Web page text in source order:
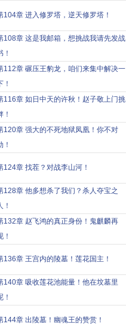
104章 进入修罗塔，逆天修罗塔！
108章 这是我邮箱，想挑战我请先发战
！
112章 碾压王豹龙，咱们来集中解决一
！
116章 如日中天的许秋！赵子敬上门挑
！
120章 强大的不死地狱凤凰！你不对
！
124章 找茬？对战李山河！
128章 他多想杀了我们？杀人夺宝之
！
132章 赵飞鸿的真正身份！鬼麒麟再
！
136章 王宫内的陵墓！莲花国主！
140章 吸收莲花池能量！他在坟墓里
！
144章 出陵墓！幽魂王的赞赏！